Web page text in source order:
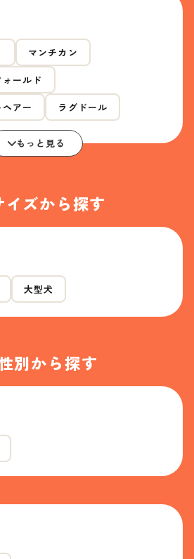
マンチカン
ールド
アー ラグドール
もっと見る
イズから探す
大型犬
別から探す